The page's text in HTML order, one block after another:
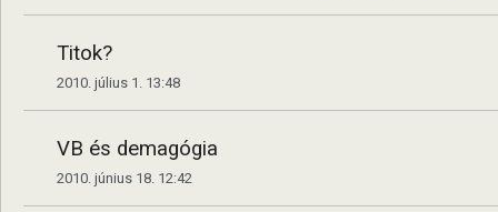
Titok?
2010. július 1. 13:48
VB és demagógia
2010. június 18. 12:42